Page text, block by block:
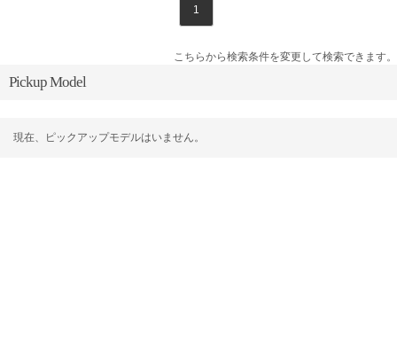
1
こちらから検索条件を変更して検索できます。
Pickup Model
現在、ピックアップモデルはいません。